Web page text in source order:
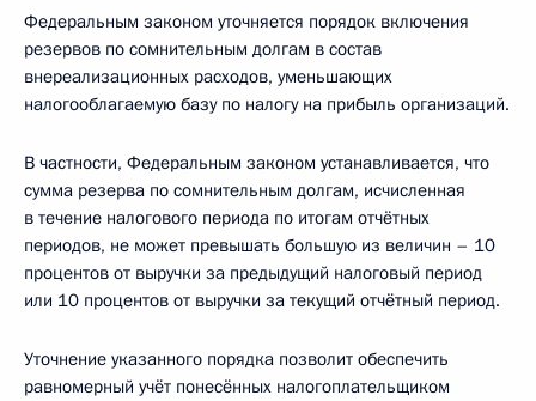
Федеральным законом уточняется порядок включения
резервов по сомнительным долгам в состав
внереализационных расходов, уменьшающих
налогооблагаемую базу по налогу на прибыль организаций.
В частности, Федеральным законом устанавливается, что
сумма резерва по сомнительным долгам, исчисленная
в течение налогового периода по итогам отчётных
периодов, не может превышать большую из величин – 10
процентов от выручки за предыдущий налоговый период
или 10 процентов от выручки за текущий отчётный период.
Уточнение указанного порядка позволит обеспечить
равномерный учёт понесённых налогоплательщиком